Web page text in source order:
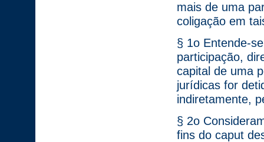
mais de uma
coligação em
§ 1o Entende-
participação,
capital de uma
jurídicas for
indiretamente,
§ 2o
fins do caput